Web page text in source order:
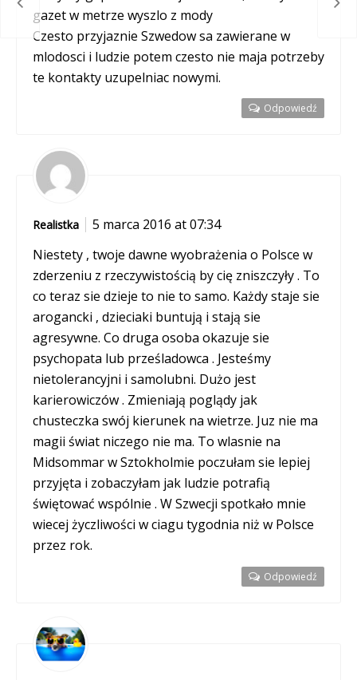
gazet w metrze wyszlo z mody
Czesto przyjaznie Szwedow sa zawierane w
mlodosci i ludzie potem czesto nie maja potrzeby
te kontakty uzupelniac nowymi.
Odpowiedź
Realistka
5 marca 2016 at 07:34
Niestety , twoje dawne wyobrażenia o Polsce w
zderzeniu z rzeczywistością by cię zniszczyły . To
co teraz sie dzieje to nie to samo. Każdy staje sie
arogancki , dzieciaki buntują i stają sie
agresywne. Co druga osoba okazuje sie
psychopata lub prześladowca . Jesteśmy
nietolerancyjni i samolubni. Dużo jest
karierowiczów . Zmieniają poglądy jak
chusteczka swój kierunek na wietrze. Juz nie ma
magii świat niczego nie ma. To wlasnie na
Midsommar w Sztokholmie poczułam sie lepiej
przyjęta i zobaczyłam jak ludzie potrafią
świętować wspólnie . W Szwecji spotkało mnie
wiecej życzliwości w ciagu tygodnia niż w Polsce
przez rok.
Odpowiedź